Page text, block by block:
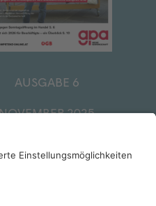
AUSGABE 6
2025